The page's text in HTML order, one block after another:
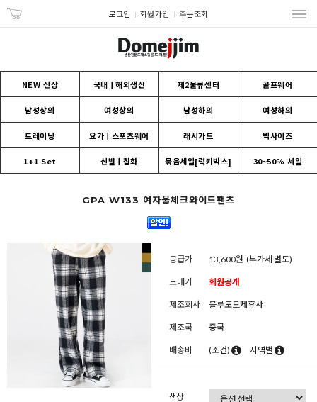
로그인 회원가입 주문조회
NEW 신상 국내ㅣ해외생산 제2물류센터 골프웨어
남성상의 여성상의 남성하의 여성하의
트레이닝 요가ㅣ스포츠웨어 래시가드 빅사이즈
1+1 Set 신발ㅣ잡화 묶음세일[럭키박스] 30~50% 세일
GPA W133 여자울체크와이드팬츠
공급가 13,600원 (부가세 별도)
도매가 회원공개
제조회사 블루모드제휴사
제조국 중국
배송비 (조건) 지역별
색상